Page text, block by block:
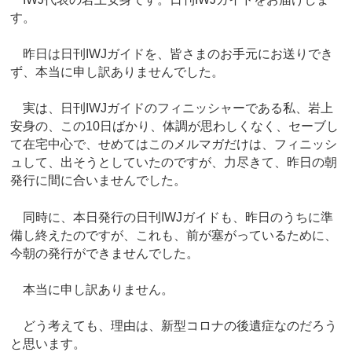
す。
昨日は日刊IWJガイドを、皆さまのお手元にお送りでき
ず、本当に申し訳ありませんでした。
実は、日刊IWJガイドのフィニッシャーである私、岩上
安身の、この10日ばかり、体調が思わしくなく、セーブし
て在宅中心で、せめてはこのメルマガだけは、フィニッシ
ュして、出そうとしていたのですが、力尽きて、昨日の朝
発行に間に合いませんでした。
同時に、本日発行の日刊IWJガイドも、昨日のうちに準
備し終えたのですが、これも、前が塞がっているために、
今朝の発行ができませんでした。
本当に申し訳ありません。
どう考えても、理由は、新型コロナの後遺症なのだろう
と思います。